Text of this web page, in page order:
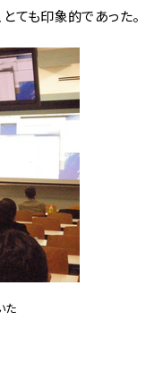
ても印象的であった。
た